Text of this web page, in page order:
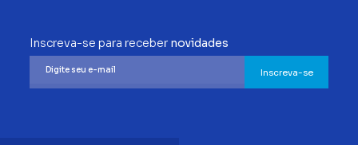
Inscreva-se para receber novidades
Inscreva-se